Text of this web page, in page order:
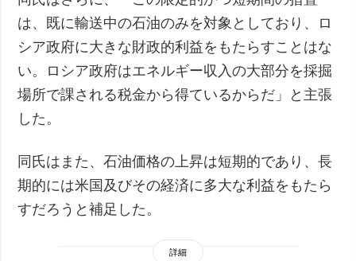
は、既に輸送中の石油のみを対象としており、ロ
シア政府に大きな財政的利益をもたらすことはな
い。ロシア政府はエネルギー収入の大部分を採掘
場所で課される税金から得ているからだ」と主張
した。
同氏はまた、石油価格の上昇は短期的であり、長
期的には米国及びその経済に多大な利益をもたら
すだろうと補足した。
詳細